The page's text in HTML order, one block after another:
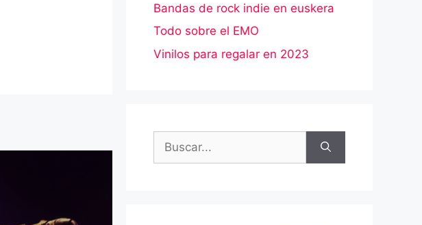
Bandas de rock indie en euskera
Todo sobre el EMO
Vinilos para regalar en 2023